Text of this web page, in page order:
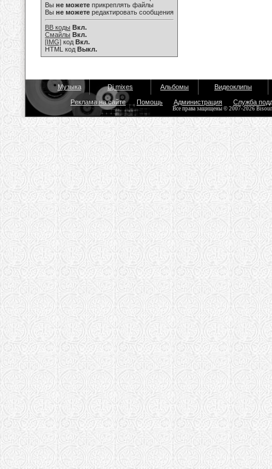
Вы не можете прикреплять файлы
Вы не можете редактировать сообщения
BB коды Вкл.
Смайлы Вкл.
[IMG] код Вкл.
HTML код Выкл.
Музыка Dj mixes Альбомы Видеоклипы
Реклама на сайте Помощь Администрация Служба
Все права защищены © 2007-2026